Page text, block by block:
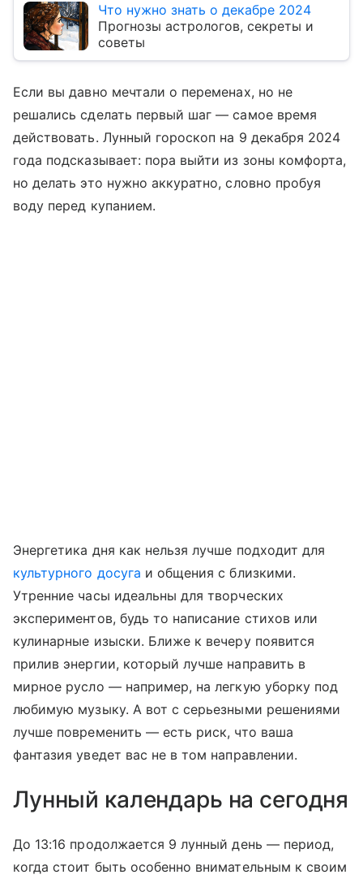
Что нужно знать о декабре 2024
Прогнозы астрологов, секреты и
советы
Если вы давно мечтали о переменах, но не
решались сделать первый шаг — самое время
действовать. Лунный гороскоп на 9 декабря 2024
года подсказывает: пора выйти из зоны комфорта,
но делать это нужно аккуратно, словно пробуя
воду перед купанием.
Энергетика дня как нельзя лучше подходит для
культурного досуга и общения с близкими.
Утренние часы идеальны для творческих
экспериментов, будь то написание стихов или
кулинарные изыски. Ближе к вечеру появится
прилив энергии, который лучше направить в
мирное русло — например, на легкую уборку под
любимую музыку. А вот с серьезными решениями
лучше повременить — есть риск, что ваша
фантазия уведет вас не в том направлении.
Лунный календарь на сегодня
До 13:16 продолжается 9 лунный день — период,
когда стоит быть особенно внимательным к своим